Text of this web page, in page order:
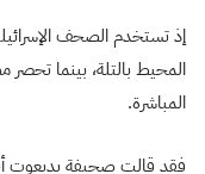
إذ تستخدم الصحف
المحيط بالتلة، بينما تحصر
المباشرة.
فقد قالت صحيفة يديعوت